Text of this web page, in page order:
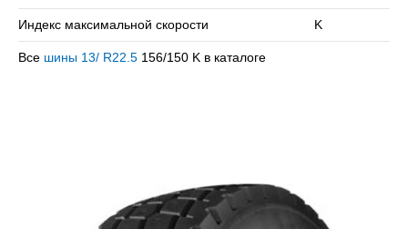
Индекс максимальной скорости K
Все шины 13/ R22.5 156/150 K в каталоге